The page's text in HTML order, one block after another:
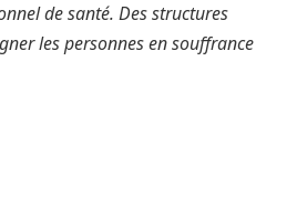
de santé. Des structures
les personnes en souffrance